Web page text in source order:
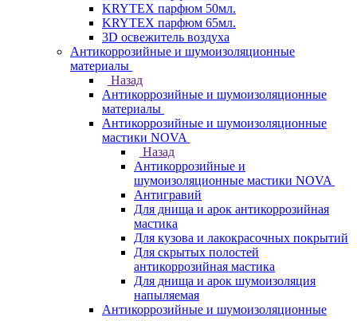
KRYTEX парфюм 50мл.
KRYTEX парфюм 65мл.
3D освежитель воздуха
Антикоррозийные и шумоизоляционные
материалы
Назад
Антикоррозийные и шумоизоляционные
материалы
Антикоррозийные и шумоизоляционные
мастики NOVA
Назад
Антикоррозийные и
шумоизоляционные мастики NOVA
Антигравий
Для днища и арок антикоррозийная
мастика
Для кузова и лакокрасочных покрытий
Для скрытых полостей
антикоррозийная мастика
Для днища и арок шумоизоляция
напыляемая
Антикоррозийные и шумоизоляционные